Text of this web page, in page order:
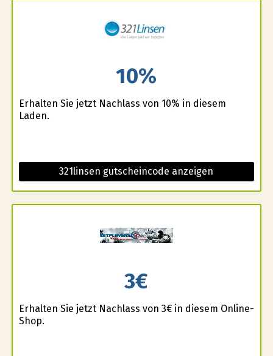
10%
Erhalten Sie jetzt Nachlass von 10% in diesem
Laden.
321linsen gutscheincode anzeigen
3€
Erhalten Sie jetzt Nachlass von 3€ in diesem Online-
Shop.